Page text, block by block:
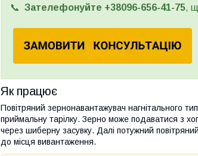
📞 Зателефонуйте +38096-656-41-75,
Як працює
Повітряний зернонавантажувач нагнітального
приймальну тарілку. Зерно може подаватися з
через шиберну засувку. Далі потужний
до місця вивантаження.